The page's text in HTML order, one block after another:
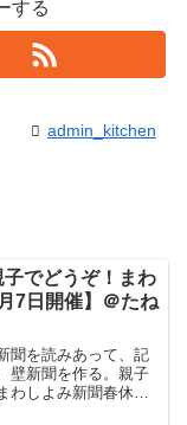
する
admin_kitchen
でどうぞ！まわ
7日開催】＠たね
聞を読みあって、記
壁新聞を作る。親子
わしよみ新聞春休み